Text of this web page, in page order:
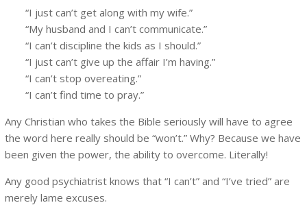
“I just can’t get along with my wife.”
“My husband and I can’t communicate.”
“I can’t discipline the kids as I should.”
“I just can’t give up the affair I’m having.”
“I can’t stop overeating.”
“I can’t find time to pray.”
Any Christian who takes the Bible seriously will have to agree
the word here really should be “won’t.” Why? Because we have
been given the power, the ability to overcome. Literally!
Any good psychiatrist knows that “I can’t” and “I’ve tried” are
merely lame excuses.